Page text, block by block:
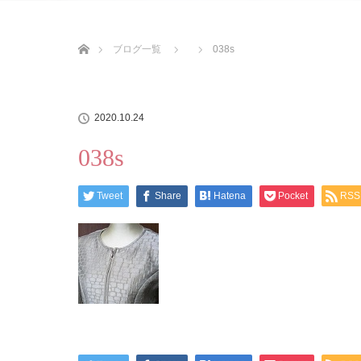
ブログ一覧
038s
2020.10.24
038s
Tweet Share Hatena Pocket RSS